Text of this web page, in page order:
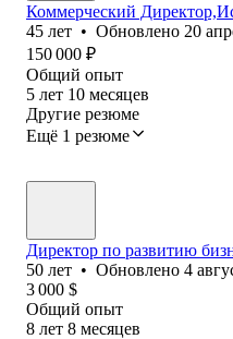
Коммерческий
45 лет • Обновлено 20
150 000 ₽
Общий опыт
5 лет 10 месяцев
Другие резюме
Ещё 1 резюме
Директор по развитию
50 лет • Обновлено 4
3 000 $
Общий опыт
8 лет 8 месяцев